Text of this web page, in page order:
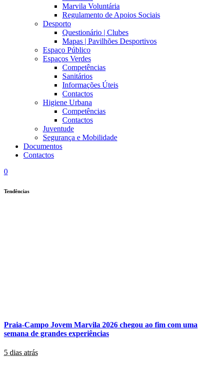
Marvila Voluntária
Regulamento de Apoios Sociais
Desporto
Questionário | Clubes
Mapas | Pavilhões Desportivos
Espaço Público
Espaços Verdes
Competências
Sanitários
Informações Úteis
Contactos
Higiene Urbana
Competências
Contactos
Juventude
Segurança e Mobilidade
Documentos
Contactos
0
Tendências
Praia-Campo Jovem Marvila 2026 chegou ao fim com uma
semana de grandes experiências
5 dias atrás